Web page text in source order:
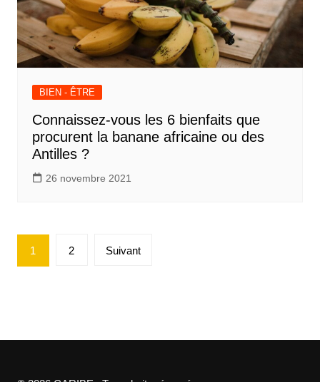
BIEN - ÊTRE
Connaissez-vous les 6 bienfaits que
procurent la banane africaine ou des
Antilles ?
26 novembre 2021
Pagination
des
1 2 Suivant